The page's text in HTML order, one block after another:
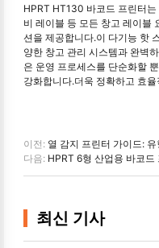
HPRT HT130 바코드 프린터
비 레이블 등 모든 창고 레이블
션을 제공합니다.이 다기능 핫
양한 창고 관리 시스템과 완벽
은 운영 프로세스를 단순화할
강화합니다.더욱 정확하고 효
이전: 열 감지 프린터 가이드:
다음: HPRT 6형 산업용 바코드 프린
최신 기사